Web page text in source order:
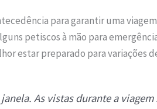
para garantir uma
petiscos à mão para
estar preparado para variações
As vistas durante a